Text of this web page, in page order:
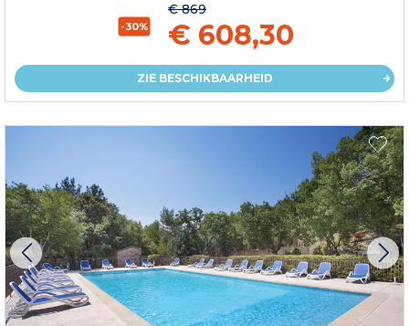
-30%
€ 869
€ 608,30
ZIE BESCHIKBAARHEID